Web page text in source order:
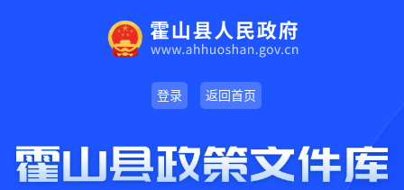
登录 返回首页